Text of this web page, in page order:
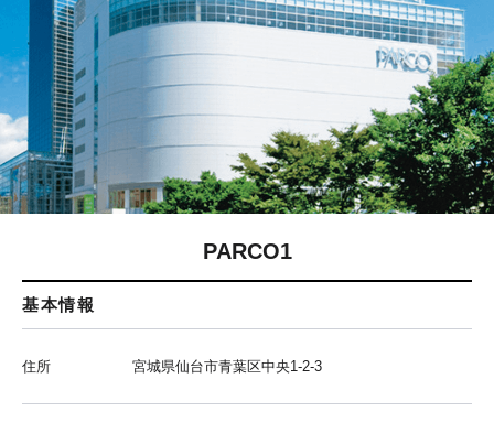
PARCO1
基本情報
住所 宮城県仙台市青葉区中央1-2-3